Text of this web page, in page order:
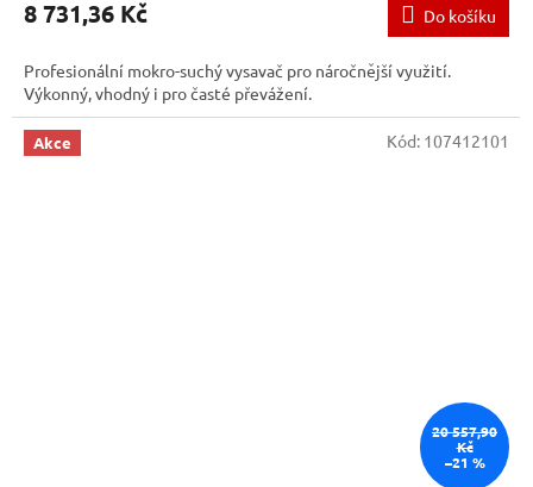
8 731,36 Kč Do košíku
Profesionální mokro-suchý vysavač pro náročnější využití.
Výkonný, vhodný i pro časté převážení.
Akce
20 557,90
Kč
–21 %
Kód: 107412101